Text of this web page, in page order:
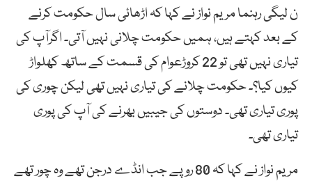
ن لیگی رہنما مریم نواز نے کہا کہ اڑھائی سال حکومت کرنے
کے بعد کہتے ہیں، ہمیں حکومت چلانی نہیں آتی۔ اگرآپ کی
تیاری نہیں تھی تو 22 کروڑعوام کی قسمت کے ساتھ کھلواڑ
کیوں کیا؟۔ حکومت چلانے کی تیاری نہیں تھی لیکن چوری کی
پوری تیاری تھی۔ دوستوں کی جیبیں بھرنے کی آپ کی پوری
تیاری تھی۔
مریم نواز نے کہا کہ 80 روپے جب انڈے درجن تھے وہ چور تھے